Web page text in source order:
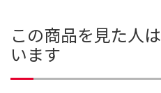
この商品を見た人
います